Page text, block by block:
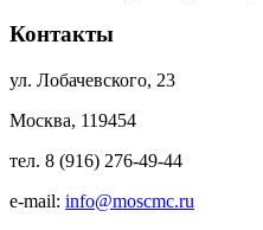
Контакты
ул. Лобачевского, 23
Москва, 119454
тел. 8 (916) 276-49-44
e-mail: info@moscmc.ru